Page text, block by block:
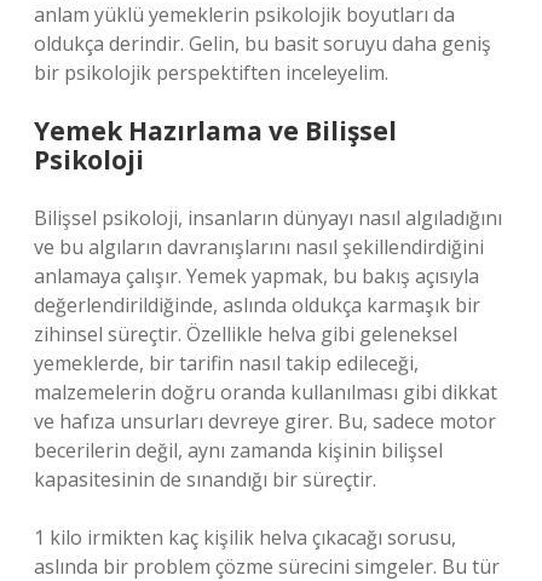
anlam yüklü yemeklerin psikolojik boyutları da
oldukça derindir. Gelin, bu basit soruyu daha geniş
bir psikolojik perspektiften inceleyelim.
Yemek Hazırlama ve Bilişsel
Psikoloji
Bilişsel psikoloji, insanların dünyayı nasıl algıladığını
ve bu algıların davranışlarını nasıl şekillendirdiğini
anlamaya çalışır. Yemek yapmak, bu bakış açısıyla
değerlendirildiğinde, aslında oldukça karmaşık bir
zihinsel süreçtir. Özellikle helva gibi geleneksel
yemeklerde, bir tarifin nasıl takip edileceği,
malzemelerin doğru oranda kullanılması gibi dikkat
ve hafıza unsurları devreye girer. Bu, sadece motor
becerilerin değil, aynı zamanda kişinin bilişsel
kapasitesinin de sınandığı bir süreçtir.
1 kilo irmikten kaç kişilik helva çıkacağı sorusu,
aslında bir problem çözme sürecini simgeler. Bu tür